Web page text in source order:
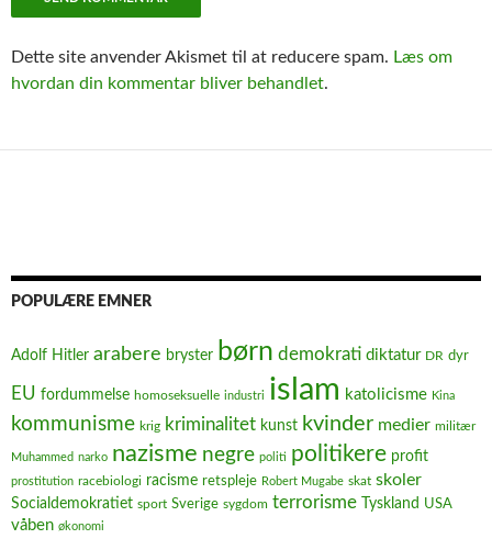
Dette site anvender Akismet til at reducere spam. Læs om
hvordan din kommentar bliver behandlet.
POPULÆRE EMNER
Adolf Hitler arabere bryster børn demokrati diktatur DR dyr
EU fordummelse homoseksuelle industri islam katolicisme Kina
kommunisme krig kriminalitet kunst kvinder medier militær
Muhammed narko nazisme negre politi politikere profit
prostitution racebiologi racisme retspleje Robert Mugabe skat skoler
Socialdemokratiet sport Sverige sygdom terrorisme Tyskland USA
våben økonomi